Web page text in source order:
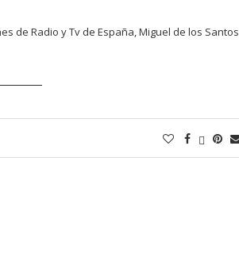
de Radio y Tv de España, Miguel de los Santos